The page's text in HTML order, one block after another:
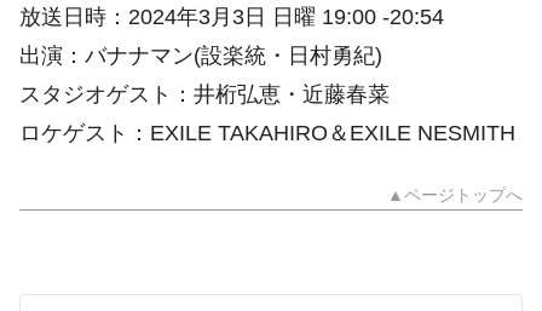
放送日時：2024年3月3日 日曜 19:00 -20:54
出演：バナナマン(設楽統・日村勇紀)
スタジオゲスト：井桁弘恵・近藤春菜
ロケゲスト：EXILE TAKAHIRO＆EXILE NESMITH
▲ページトップへ